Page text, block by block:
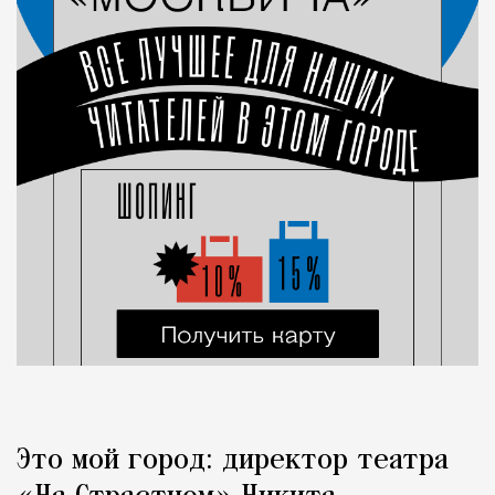
Это мой город: директор театра